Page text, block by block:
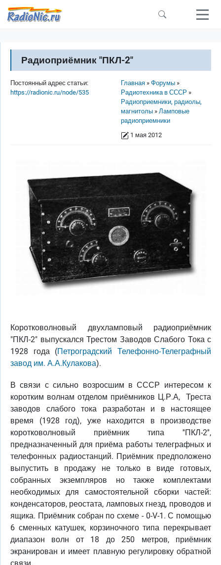
Перейти к основному содержанию
Радиоприёмник "ПКЛ-2"
Строка навигации
Главная
Форумы
Радиотехника в СССР
Радиоприемники, радиолы,
магнитолы
Ламповые
радиоприемники
1 мая 2012
Постоянный адрес статьи:
https://radionic.ru/node/535
Коротковолновый двухламповый радиоприёмник
"ПКЛ-2" выпускался Трестом Заводов Слабого Тока с
1928 года (Петроградский Телефонно-Телеграфный
завод им. А.А.Кулакова).
В связи с сильно возросшим в СССР интересом к
коротким волнам отделом приёмников Ц.Р.А, Треста
заводов слабого тока разработан и в настоящее
время (1928 год), уже находится в производстве
коротковолновый приёмник типа ''ПКЛ-2'',
предназначенный для приёма работы телеграфных и
телефонных радиостанций. Приёмник предположено
выпустить в продажу не только в виде готовых,
собранных экземпляров но также комплектами
необходимых для самостоятельной сборки частей:
конденсаторов, реостата, ламповых гнезд, проводов и
ящика. Приёмник собран по схеме - 0-V-1. С помощью
6 сменных катушек, корзиночного типа перекрывает
диапазон волн от 18 до 250 метров, приёмник
экранирован и имеет плавную регулировку обратной
связи.